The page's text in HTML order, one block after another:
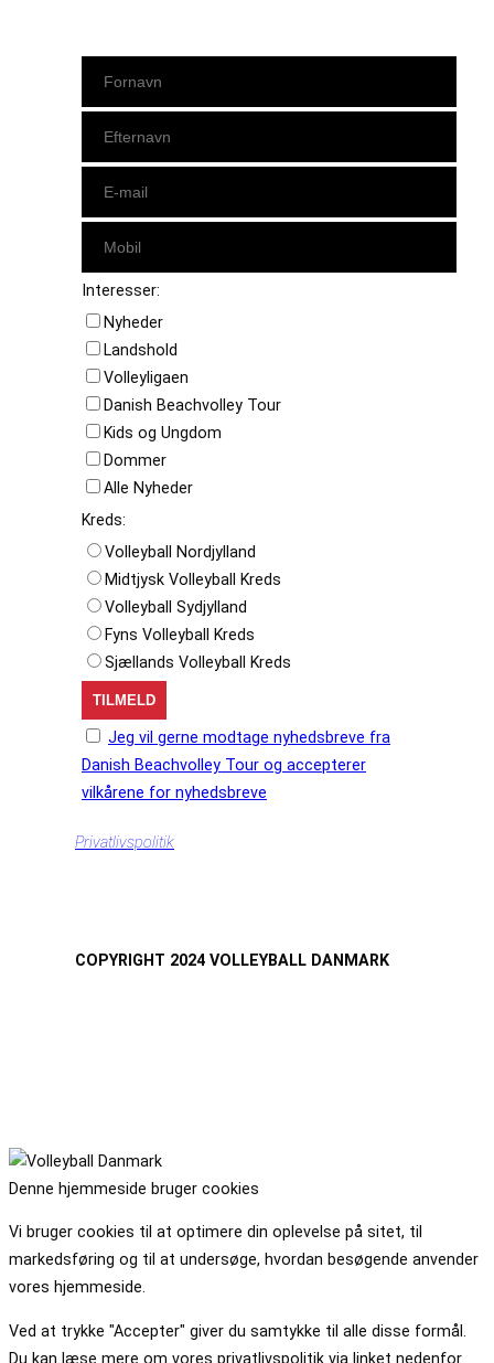
Interesser:
Nyheder
Landshold
Volleyligaen
Danish Beachvolley Tour
Kids og Ungdom
Dommer
Alle Nyheder
Kreds:
Volleyball Nordjylland
Midtjysk Volleyball Kreds
Volleyball Sydjylland
Fyns Volleyball Kreds
Sjællands Volleyball Kreds
Jeg vil gerne modtage nyhedsbreve fra
Danish Beachvolley Tour og accepterer
vilkårene for nyhedsbreve
Privatlivspolitik
COPYRIGHT 2024 VOLLEYBALL DANMARK
Denne hjemmeside bruger cookies
Vi bruger cookies til at optimere din oplevelse på sitet, til
markedsføring og til at undersøge, hvordan besøgende anvender
vores hjemmeside.
Ved at trykke "Accepter" giver du samtykke til alle disse formål.
Du kan læse mere om vores privatlivspolitik via linket nedenfor.